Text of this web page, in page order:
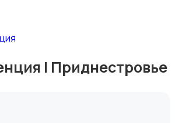
| Приднестровье